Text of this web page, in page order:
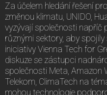
Za účelem hledání řešení
změnou klimatu, UNIDO,
vyzývají společnosti napříč
různými sektory, aby
iniciativy Vienna Tech for
diskuze se zástupci
společnosti Meta, Amazon
Telekom, ClimaTech na
mohou technologie